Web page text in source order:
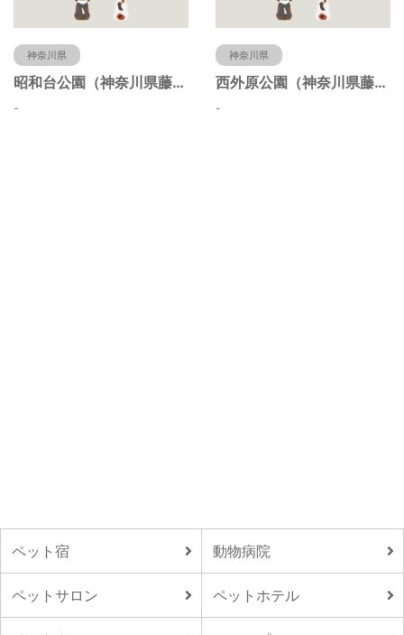
神奈川県
昭和台公園（神奈川県藤沢市）
-
神奈川県
西外原公園（神奈川県藤沢市）
-
ペット宿 動物病院
ペットサロン ペットホテル